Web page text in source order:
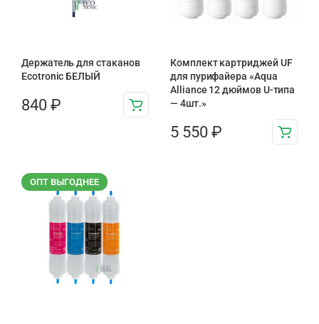
Держатель для стаканов
Ecotronic БЕЛЫЙ
840 ₽
Комплект картриджей UF
для пурифайера «Aqua
Alliance 12 дюймов U-типа
— 4шт.»
5 550 ₽
ОПТ ВЫГОДНЕЕ